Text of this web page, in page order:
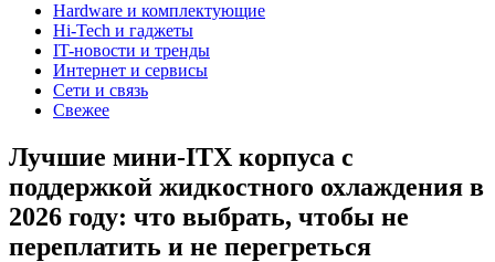
Hardware и комплектующие
Hi-Tech и гаджеты
IT-новости и тренды
Интернет и сервисы
Сети и связь
Свежее
Лучшие мини-ITX корпуса с
поддержкой жидкостного охлаждения в
2026 году: что выбрать, чтобы не
переплатить и не перегреться